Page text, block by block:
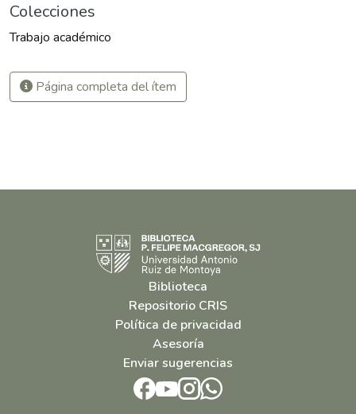
Colecciones
Trabajo académico
Página completa del ítem
Biblioteca
Repositorio CRIS
Política de privacidad
Asesoría
Enviar sugerencias